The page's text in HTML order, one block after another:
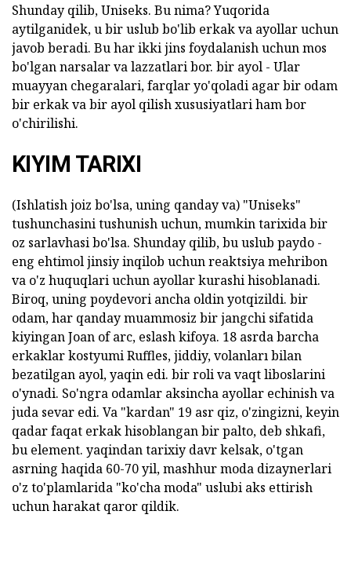
Shunday qilib, Uniseks. Bu nima? Yuqorida
aytilganidek, u bir uslub bo'lib erkak va ayollar uchun
javob beradi. Bu har ikki jins foydalanish uchun mos
bo'lgan narsalar va lazzatlari bor. bir ayol - Ular
muayyan chegaralari, farqlar yo'qoladi agar bir odam
bir erkak va bir ayol qilish xususiyatlari ham bor
o'chirilishi.
KIYIM TARIXI
(Ishlatish joiz bo'lsa, uning qanday va) "Uniseks"
tushunchasini tushunish uchun, mumkin tarixida bir
oz sarlavhasi bo'lsa. Shunday qilib, bu uslub paydo -
eng ehtimol jinsiy inqilob uchun reaktsiya mehribon
va o'z huquqlari uchun ayollar kurashi hisoblanadi.
Biroq, uning poydevori ancha oldin yotqizildi. bir
odam, har qanday muammosiz bir jangchi sifatida
kiyingan Joan of arc, eslash kifoya. 18 asrda barcha
erkaklar kostyumi Ruffles, jiddiy, volanları bilan
bezatilgan ayol, yaqin edi. bir roli va vaqt liboslarini
o'ynadi. So'ngra odamlar aksincha ayollar echinish va
juda sevar edi. Va "kardan" 19 asr qiz, o'zingizni, keyin
qadar faqat erkak hisoblangan bir palto, deb shkafi,
bu element. yaqindan tarixiy davr kelsak, o'tgan
asrning haqida 60-70 yil, mashhur moda dizaynerlari
o'z to'plamlarida "ko'cha moda" uslubi aks ettirish
uchun harakat qaror qildik.